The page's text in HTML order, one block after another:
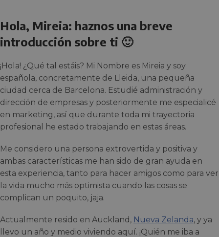
Hola, Mireia: haznos una breve
introducción sobre ti 🙂
¡Hola! ¿Qué tal estáis? Mi Nombre es Mireia y soy
española, concretamente de Lleida, una pequeña
ciudad cerca de Barcelona. Estudié administración y
dirección de empresas y posteriormente me especialicé
en marketing, así que durante toda mi trayectoria
profesional he estado trabajando en estas áreas.
Me considero una persona extrovertida y positiva y
ambas características me han sido de gran ayuda en
esta experiencia, tanto para hacer amigos como para ver
la vida mucho más optimista cuando las cosas se
complican un poquito, jaja.
Actualmente resido en Auckland, Nueva Zelanda, y ya
llevo un año y medio viviendo aquí. ¡Quién me iba a